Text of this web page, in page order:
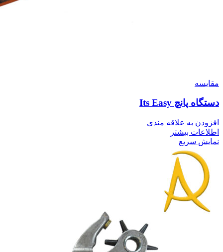
مقايسه
دستگاه پانچ Its Easy
افزودن به علاقه مندی
اطلاعات بیشتر
نمایش سریع